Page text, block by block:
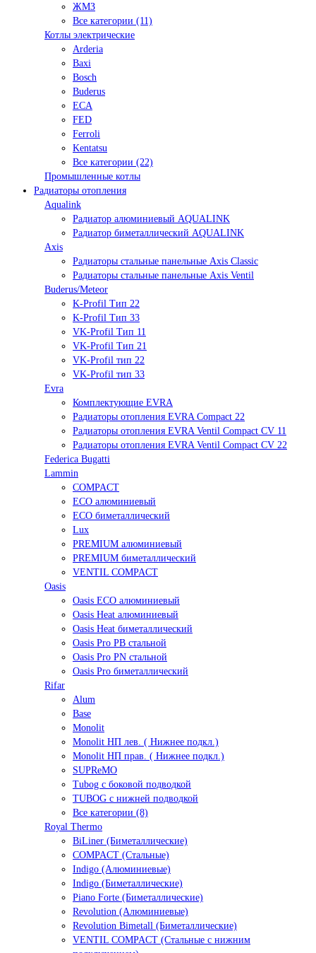
ЖМЗ
Все категории (11)
Котлы электрические
Arderia
Baxi
Bosch
Buderus
ECA
FED
Ferroli
Kentatsu
Все категории (22)
Промышленные котлы
Радиаторы отопления
Aqualink
Радиатор алюминиевый AQUALINK
Радиатор биметаллический AQUALINK
Axis
Радиаторы стальные панельные Axis Classic
Радиаторы стальные панельные Axis Ventil
Buderus/Meteor
K-Profil Тип 22
K-Profil Тип 33
VK-Profil Тип 11
VK-Profil Тип 21
VK-Profil тип 22
VK-Profil тип 33
Evra
Комплектующие EVRA
Радиаторы отопления EVRA Compact 22
Радиаторы отопления EVRA Ventil Compact CV 11
Радиаторы отопления EVRA Ventil Compact CV 22
Federica Bugatti
Lammin
COMPACT
ECO алюминиевый
ECO биметаллический
Lux
PREMIUM алюминиевый
PREMIUM биметаллический
VENTIL COMPACT
Oasis
Oasis ECO алюминиевый
Oasis Heat алюминиевый
Oasis Heat биметаллический
Oasis Pro PB стальной
Oasis Pro PN стальной
Oasis Pro биметаллический
Rifar
Alum
Base
Monolit
Monolit НП лев. ( Нижнее подкл.)
Monolit НП прав. ( Нижнее подкл.)
SUPReMO
Tubog с боковой подводкой
TUBOG с нижней подводкой
Все категории (8)
Royal Thermo
BiLiner (Биметаллические)
COMPACT (Стальные)
Indigo (Алюминиевые)
Indigo (Биметаллические)
Piano Forte (Биметаллические)
Revolution (Алюминиевые)
Revolution Bimetall (Биметаллические)
VENTIL COMPACT (Стальные с нижним